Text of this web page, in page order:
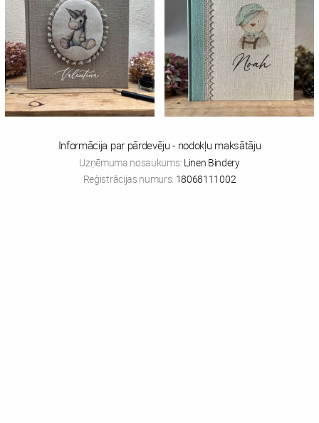
Informācija par pārdevēju - nodokļu maksātāju
Uzņēmuma nosaukums: Linen Bindery
Reģistrācijas numurs: 18068111002